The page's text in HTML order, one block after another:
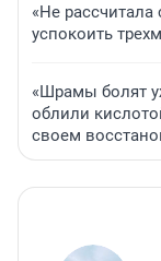
«Не
успокоить
«Шрамы болят
облили
своем